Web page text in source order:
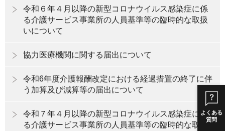
よくある
質問
令和６年４月以降の新型コロナウイルス感染症に係
る介護サービス事業所の人員基準等の臨時的な取扱
いについて
協力医療機関に関する届出について
令和6年度介護報酬改定における経過措置の終了に伴
う加算及び減算等の届出について
令和７年４月以降の新型コロナウイルス感染症に係
る介護サービス事業所の人員基準等の臨時的な取扱